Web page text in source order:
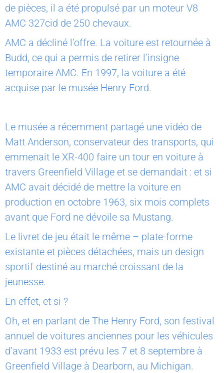
de pièces, il a été propulsé par un moteur V8
AMC 327cid de 250 chevaux.
AMC a décliné l’offre. La voiture est retournée à
Budd, ce qui a permis de retirer l’insigne
temporaire AMC. En 1997, la voiture a été
acquise par le musée Henry Ford.
Le musée a récemment partagé une vidéo de
Matt Anderson, conservateur des transports, qui
emmenait le XR-400 faire un tour en voiture à
travers Greenfield Village et se demandait : et si
AMC avait décidé de mettre la voiture en
production en octobre 1963, six mois complets
avant que Ford ne dévoile sa Mustang.
Le livret de jeu était le même – plate-forme
existante et pièces détachées, mais un design
sportif destiné au marché croissant de la
jeunesse.
En effet, et si ?
Oh, et en parlant de The Henry Ford, son festival
annuel de voitures anciennes pour les véhicules
d’avant 1933 est prévu les 7 et 8 septembre à
Greenfield Village à Dearborn, au Michigan.